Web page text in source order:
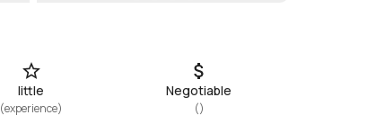
little
(experience)
Negotiable
()